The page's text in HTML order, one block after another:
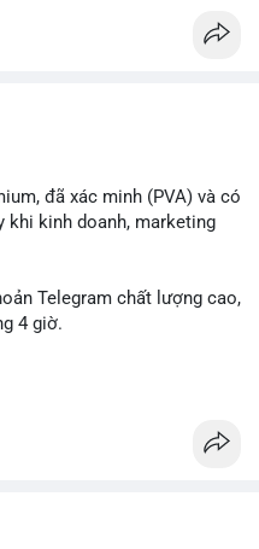
đã xác minh (PVA) và có
kinh doanh, marketing
Telegram chất lượng cao,
4 giờ.